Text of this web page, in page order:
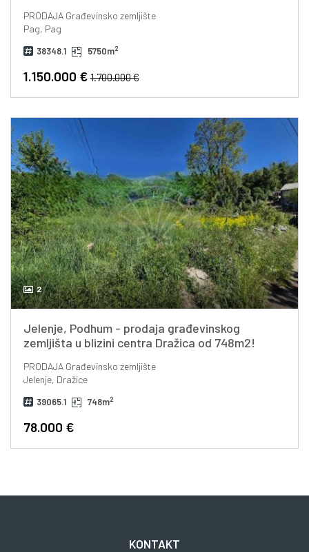
PRODAJAGrađevinsko zemljište
Pag, Pag
38348.1 5750m2
1.150.000 €1.700.000 €
2
Jelenje, Podhum - prodaja građevinskog
zemljišta u blizini centra Dražica od 748m2!
PRODAJAGrađevinsko zemljište
Jelenje, Dražice
39065.1 748m2
78.000 €
KONTAKT